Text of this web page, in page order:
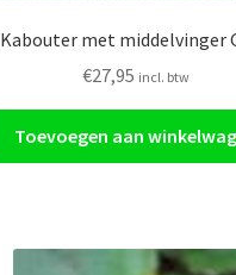
Kabouter met middelvinger
€27,95 incl. btw
Toevoegen aan